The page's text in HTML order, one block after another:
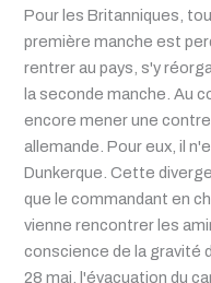
Pour les Britanniques,
première manche est
rentrer au pays, s'y
la seconde manche. Au
encore mener une
allemande. Pour eux, il
Dunkerque. Cette
que le commandant en
vienne rencontrer les
conscience de la gravité
28 mai, l'évacuation du